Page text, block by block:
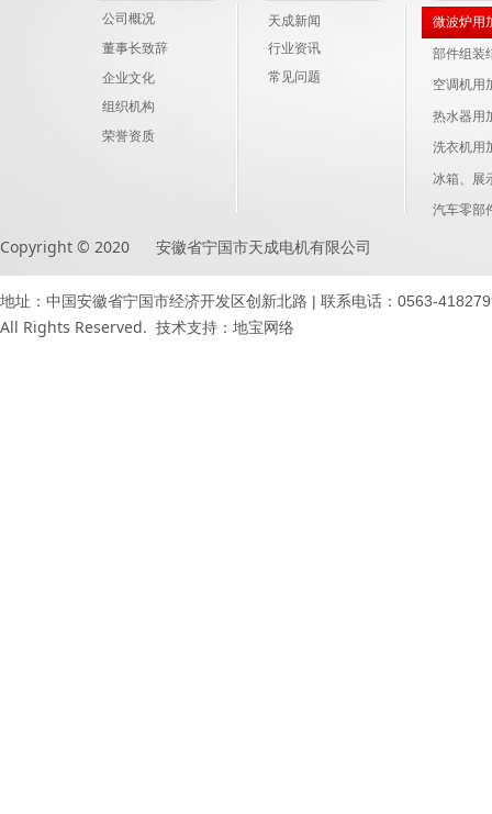
地址：中国安徽省宁国市经济开发区创新北路 | 联系电话：0563-
All Rights Reserved. 技术支持： 地宝网络
Copyright © 2020 安徽省宁国市天成电机有限公司
公司概况
董事长致辞
企业文化
组织机构
荣誉资质
天成新闻
行业资讯
常见问题
微波炉用
部件组装
空调机用
热水器用
洗衣机用
冰箱、展
汽车零部